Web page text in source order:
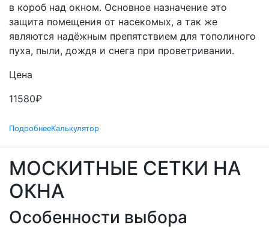
в короб над окном. Основное назначение это
защита помещения от насекомых, а так же
являются надёжным препятствием для тополиного
пуха, пыли, дождя и снега при проветривании.
Цена
11580₽
ПодробнееКалькулятор
МОСКИТНЫЕ СЕТКИ НА
ОКНА
Особенности выбора